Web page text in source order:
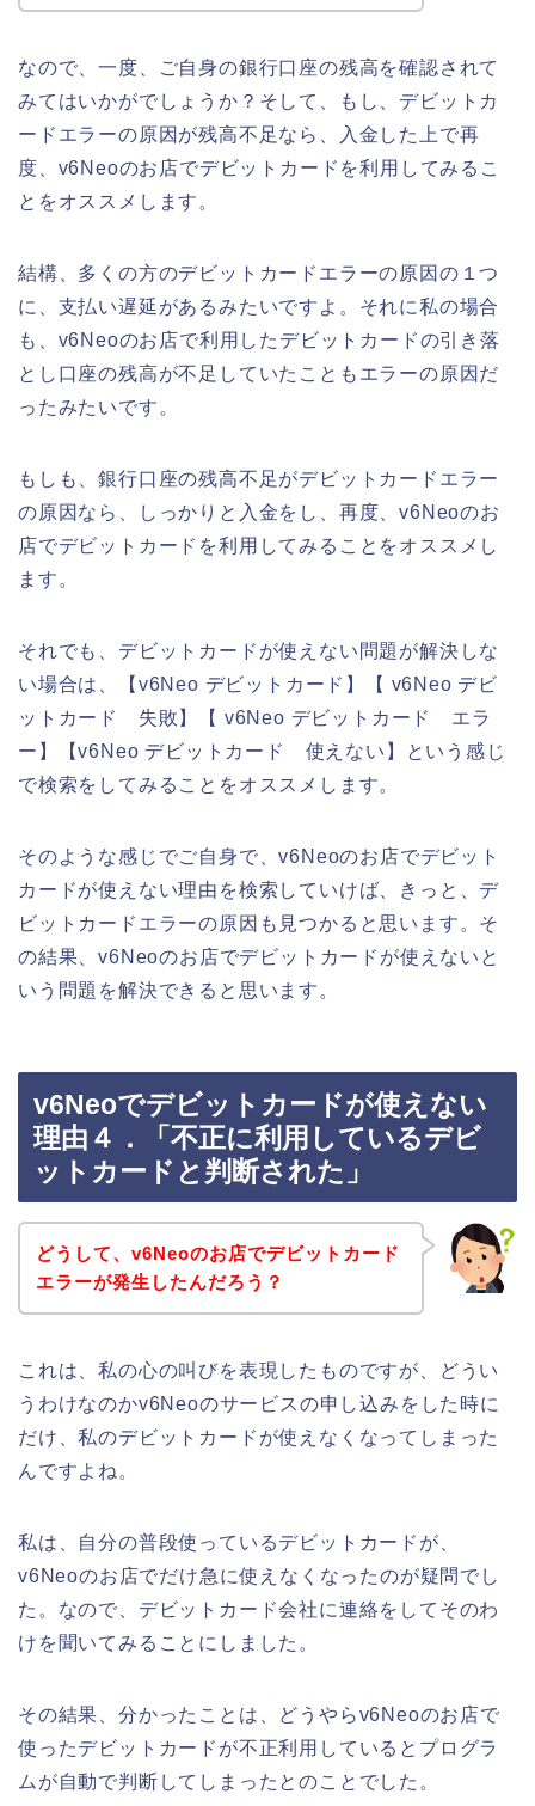
なので、一度、ご自身の銀行口座の残高を確認されて
みてはいかがでしょうか？そして、もし、デビットカ
ードエラーの原因が残高不足なら、入金した上で再
度、v6Neoのお店でデビットカードを利用してみるこ
とをオススメします。
結構、多くの方のデビットカードエラーの原因の１つ
に、支払い遅延があるみたいですよ。それに私の場合
も、v6Neoのお店で利用したデビットカードの引き落
とし口座の残高が不足していたこともエラーの原因だ
ったみたいです。
もしも、銀行口座の残高不足がデビットカードエラー
の原因なら、しっかりと入金をし、再度、v6Neoのお
店でデビットカードを利用してみることをオススメし
ます。
それでも、デビットカードが使えない問題が解決しな
い場合は、【v6Neo デビットカード】【 v6Neo デビ
ットカード 失敗】【 v6Neo デビットカード エラ
ー】【v6Neo デビットカード 使えない】という感じ
で検索をしてみることをオススメします。
そのような感じでご自身で、v6Neoのお店でデビット
カードが使えない理由を検索していけば、きっと、デ
ビットカードエラーの原因も見つかると思います。そ
の結果、v6Neoのお店でデビットカードが使えないと
いう問題を解決できると思います。
v6Neoでデビットカードが使えない
理由４．「不正に利用しているデビ
ットカードと判断された」
どうして、v6Neoのお店でデビットカード
エラーが発生したんだろう？
これは、私の心の叫びを表現したものですが、どうい
うわけなのかv6Neoのサービスの申し込みをした時に
だけ、私のデビットカードが使えなくなってしまった
んですよね。
私は、自分の普段使っているデビットカードが、
v6Neoのお店でだけ急に使えなくなったのが疑問でし
た。なので、デビットカード会社に連絡をしてそのわ
けを聞いてみることにしました。
その結果、分かったことは、どうやらv6Neoのお店で
使ったデビットカードが不正利用しているとプログラ
ムが自動で判断してしまったとのことでした。